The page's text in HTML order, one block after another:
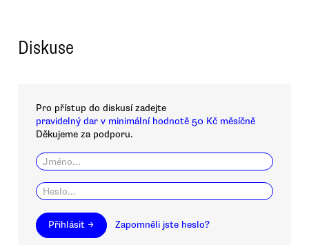
Diskuse
Pro přístup do diskusí zadejte
pravidelný dar v minimální hodnotě 50 Kč měsíčně
Děkujeme za podporu.
Přihlásit → Zapomněli jste heslo?